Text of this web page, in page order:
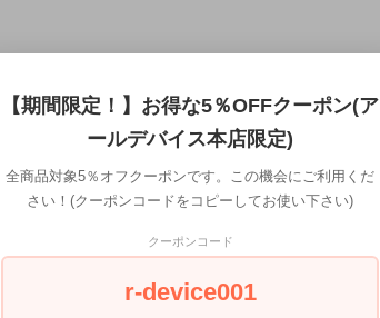
【期間限定！】お得な5％OFFクーポン(ア
ールデバイス本店限定)
全商品対象5％オフクーポンです。この機会にご利用くだ
さい！(クーポンコードをコピーしてお使い下さい)
クーポンコード
r-device001